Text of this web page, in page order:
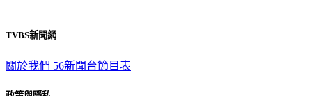
TVBS新聞網
關於我們 56新聞台節目表